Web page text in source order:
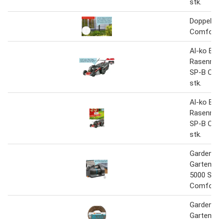
stk.
Al-ko
SP-B
stk.
Al-ko
SP-B
stk.
5000
Gardena